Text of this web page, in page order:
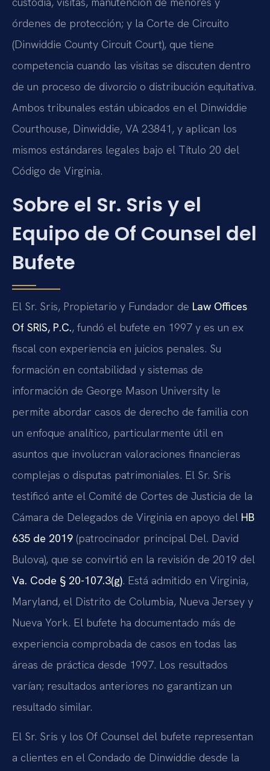
órdenes de protección; y la Corte de Circuito
(Dinwiddie County Circuit Court), que tiene
competencia cuando las visitas se discuten dentro
de un proceso de divorcio o distribución equitativa.
Ambos tribunales están ubicados en el Dinwiddie
Courthouse, Dinwiddie, VA 23841, y aplican los
mismos estándares legales bajo el Título 20 del
Código de Virginia.
Sobre el Sr. Sris y el
Equipo de Of Counsel del
Bufete
El Sr. Sris, Propietario y Fundador de Law Offices
Of SRIS, P.C., fundó el bufete en 1997 y es un ex
fiscal con experiencia en juicios penales. Su
formación en contabilidad y sistemas de
información de George Mason University le
permite abordar casos de derecho de familia con
un enfoque analítico, particularmente útil en
asuntos que involucran valoraciones financieras
complejas o disputas patrimoniales. El Sr. Sris
testificó ante el Comité de Cortes de Justicia de la
Cámara de Delegados de Virginia en apoyo del HB
635 de 2019 (patrocinador principal Del. David
Bulova), que se convirtió en la revisión de 2019 del
Va. Code § 20-107.3(g). Está admitido en Virginia,
Maryland, el Distrito de Columbia, Nueva Jersey y
Nueva York. El bufete ha documentado más de
experiencia comprobada de casos en todas las
áreas de práctica desde 1997. Los resultados
varían; resultados anteriores no garantizan un
resultado similar.
El Sr. Sris y los Of Counsel del bufete representan
a clientes en el Condado de Dinwiddie desde la